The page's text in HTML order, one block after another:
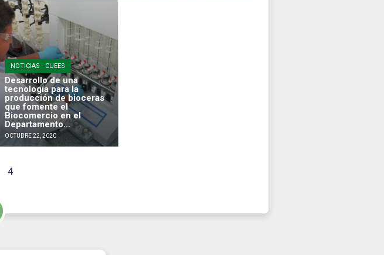
NOTICIAS - CUEES
Desarrollo de una
tecnología para la
producción de bioceras
que fomente el
Biocomercio en el
Departamento...
OCTUBRE 22, 2020
4